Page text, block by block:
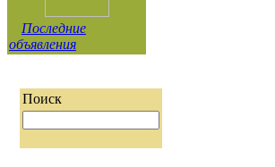
Последние
объявления
Поиск